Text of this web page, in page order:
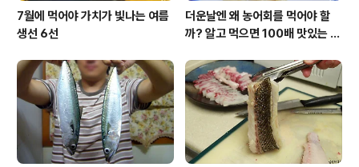
7월에 먹어야 가치가 빛나는 여름
생선 6선
더운날엔 왜 농어회를 먹어야 할
까? 알고 먹으면 100배 맛있는 농